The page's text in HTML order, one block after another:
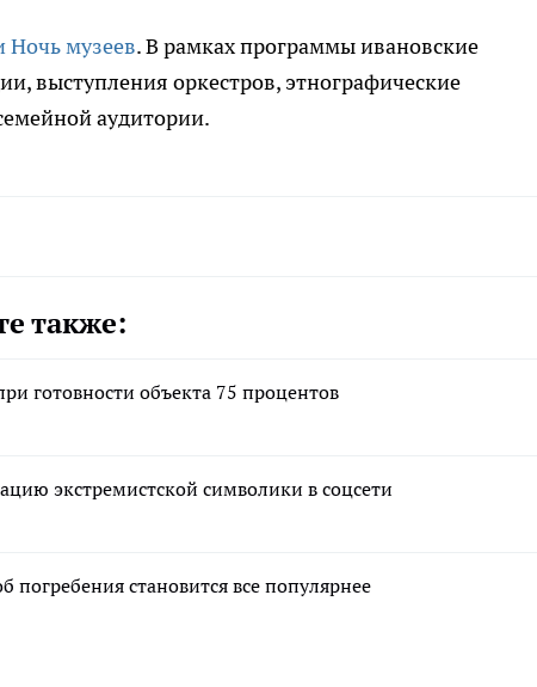
Ночь музеев. В рамках программы ивановские
выступления оркестров, этнографические
аудитории.
также:
готовности объекта 75 процентов
экстремистской символики в соцсети
становится все популярнее